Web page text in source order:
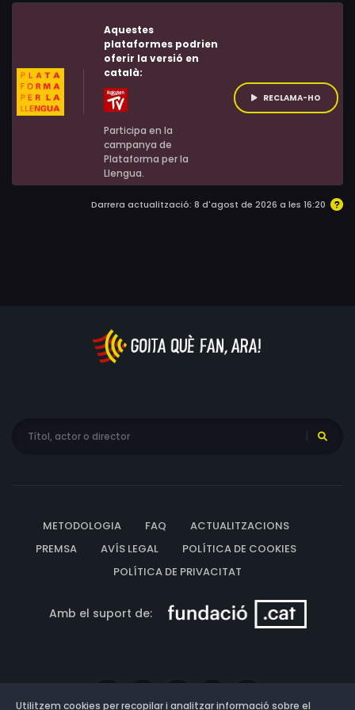
de Paul McCartney, Elton John, Questlove, Garth Brooks
o Trisha Yearwood, entre otros.
Aquestes
plataformes podrien
oferir la versió en
català:
Participa en la
campanya de
Plataforma per la
Llengua.
RECLAMA-HO
Darrera actualització: 8 d'agost de 2026 a les 16:20
METODOLOGIA FAQ
ACTUALITZACIONS
PREMSA
AVÍS LEGAL
POLÍTICA DE COOKIES
POLÍTICA DE PRIVACITAT
Amb el suport de:
Utilitzem cookies per recopilar i analitzar informació sobre el